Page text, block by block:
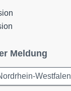
Meldung
Westfalen